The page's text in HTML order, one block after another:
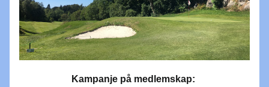
Kampanje på medlemskap: